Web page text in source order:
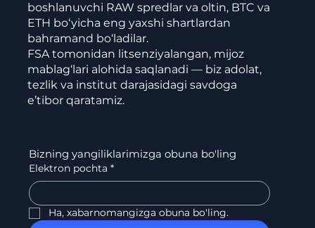
boshlanuvchi RAW spredlar va oltin, BTC va
ETH bo‘yicha eng yaxshi shartlardan
bahramand bo‘ladilar.
FSA tomonidan litsenziyalangan, mijoz
mablag‘lari alohida saqlanadi — biz adolat,
tezlik va institut darajasidagi savdoga
e’tibor qaratamiz.
Bizning yangiliklarimizga obuna bo'ling
Elektron pochta *
Ha, xabarnomangizga obuna bo'ling.